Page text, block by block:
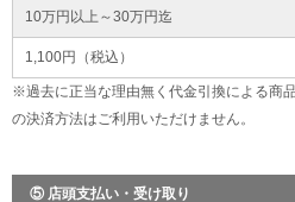
10万円以上～30万円迄
1,100円（税込）
※過去に正当な理由無く代金引換による商
の決済方法はご利用いただけません。
⑤ 店頭支払い・受け取り